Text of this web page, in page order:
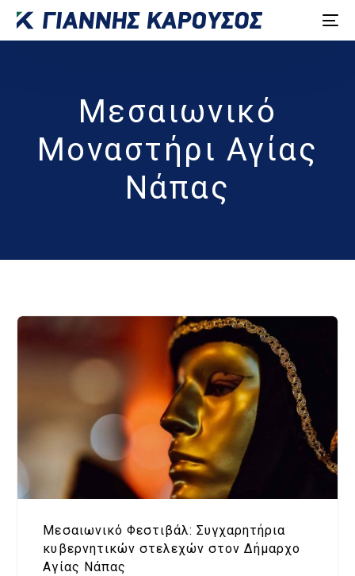
Μεσαιωνικό
Μοναστήρι Αγίας
Νάπας
Μεσαιωνικό Φεστιβάλ: Συγχαρητήρια
κυβερνητικών στελεχών στον Δήμαρχο
Αγίας Νάπας